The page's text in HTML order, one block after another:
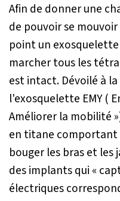
Afin de donner une
de pouvoir se
point un exosquelette
marcher tous les
est intact. Dévoilé à
l'exosquelette EMY (
Améliorer la mobilité
en titane comportant
bouger les bras et
des implants qui «
électriques